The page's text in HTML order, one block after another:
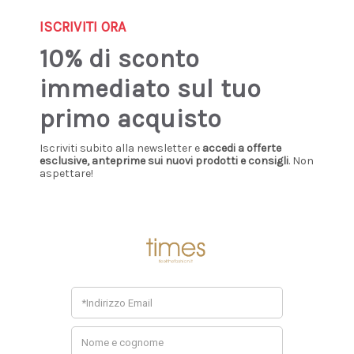
Home Abbigliamento
BIKER
Consigliati Per Te
ISCRIVITI ORA
10% di sconto
immediato sul tuo
primo acquisto
Iscriviti subito alla newsletter e accedi a offerte
esclusive, anteprime sui nuovi prodotti e consigli. Non
aspettare!